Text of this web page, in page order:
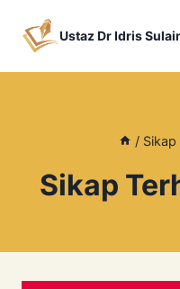
Ustaz Dr Idris
/
Sikap